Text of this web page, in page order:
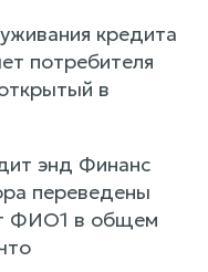
кредита
потребителя
в
энд Финанс
переведены
ФИО1 в общем